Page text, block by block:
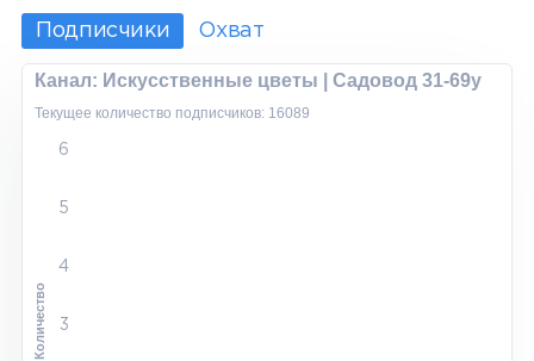
Подписчики Охват
Канал: Искусственные цветы | Садовод 31-69у
Текущее количество подписчиков: 16089
6
5
4
3
Количество